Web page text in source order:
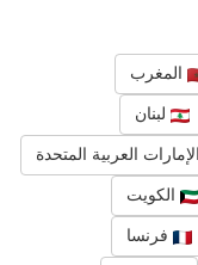
المغرب
لبنان
الإمارات العربية المتحدة
الكويت
فرنسا